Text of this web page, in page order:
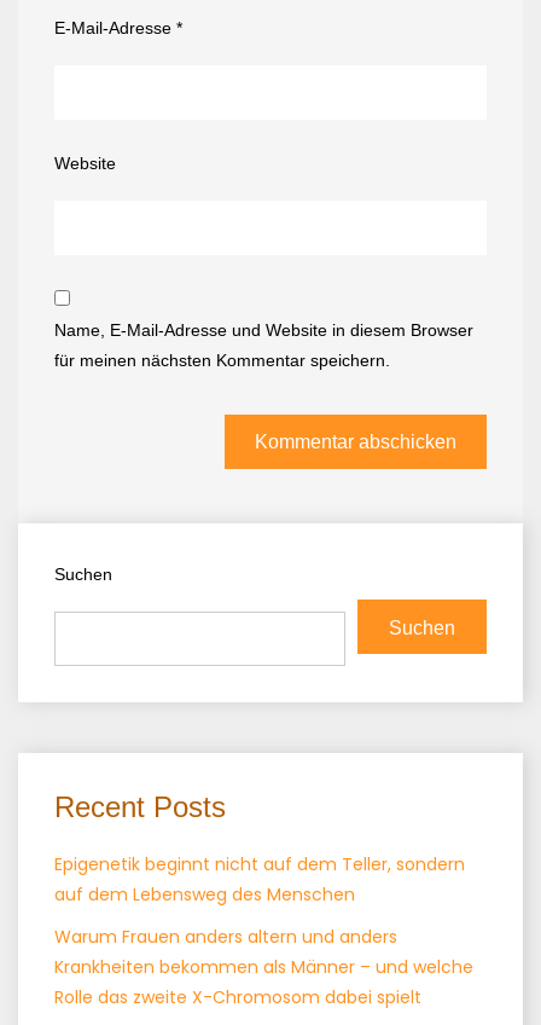
E-Mail-Adresse *
Website
Name, E-Mail-Adresse und Website in diesem Browser
für meinen nächsten Kommentar speichern.
Suchen
Suchen
Recent Posts
Epigenetik beginnt nicht auf dem Teller, sondern
auf dem Lebensweg des Menschen
Warum Frauen anders altern und anders
Krankheiten bekommen als Männer – und welche
Rolle das zweite X-Chromosom dabei spielt